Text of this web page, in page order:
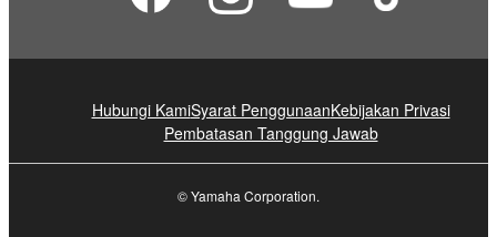
Hubungi KamiSyarat PenggunaanKebijakan Privasi
Pembatasan Tanggung Jawab
© Yamaha Corporation.